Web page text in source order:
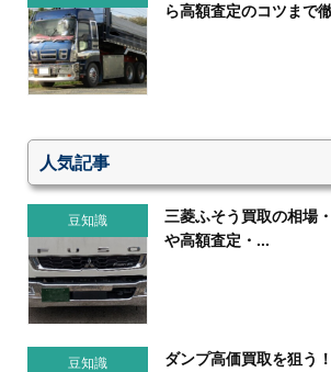
ら高額査定のコツまで
人気記事
豆知識
三菱ふそう買取の相場
や高額査定・...
豆知識
ダンプ高価買取を狙う